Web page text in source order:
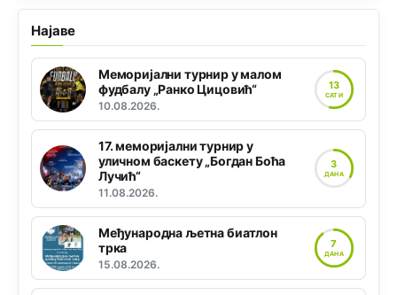
Најаве
Меморијални турнир у малом
фудбалу „Ранко Цицовић“
10.08.2026.
13
САТИ
17. меморијални турнир у
уличном баскету „Богдан Боћа
Лучић“
11.08.2026.
3
ДАНА
Међународна љетна биатлон
трка
15.08.2026.
7
ДАНА